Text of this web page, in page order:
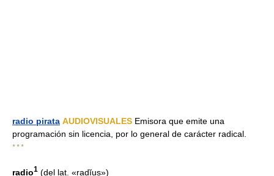
radio pirata AUDIOVISUALES Emisora que emite una
programación sin licencia, por lo general de carácter radical.
* * *
radio1 (del lat. «radĭus»)